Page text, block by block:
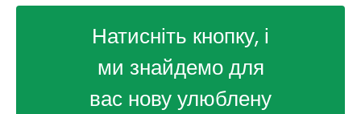
Натисніть кнопку, і
ми знайдемо для
вас нову улюблену